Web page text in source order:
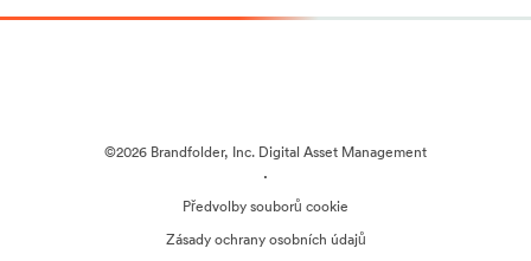
©2026 Brandfolder, Inc. Digital Asset Management
·
Předvolby souborů cookie
Zásady ochrany osobních údajů